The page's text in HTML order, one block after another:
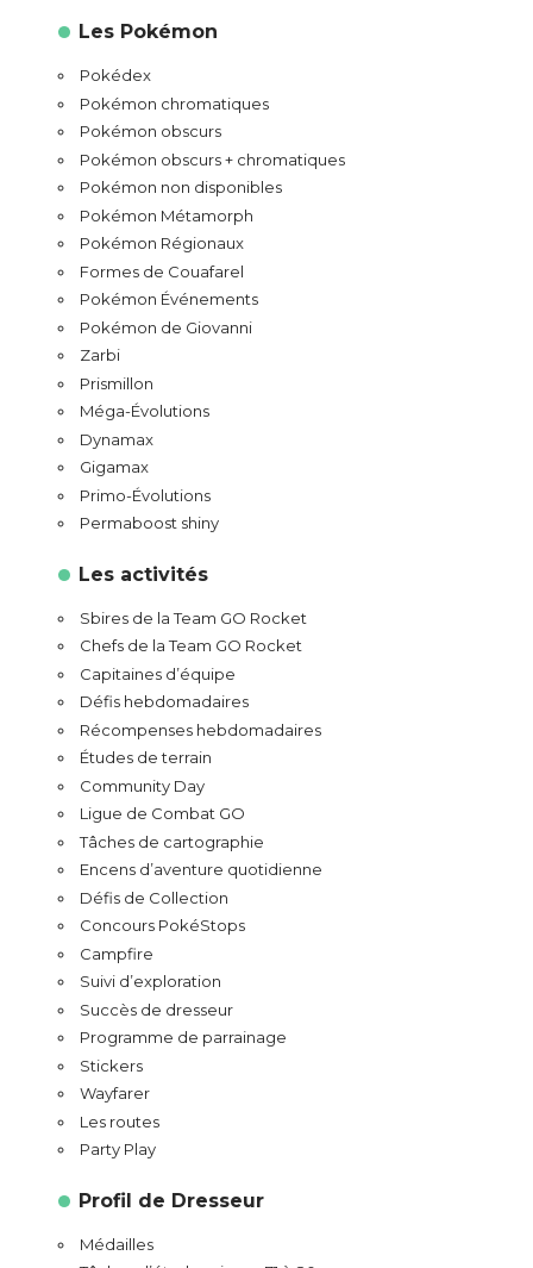
Les Pokémon
Pokédex
Pokémon chromatiques
Pokémon obscurs
Pokémon obscurs + chromatiques
Pokémon non disponibles
Pokémon Métamorph
Pokémon Régionaux
Formes de Couafarel
Pokémon Événements
Pokémon de Giovanni
Zarbi
Prismillon
Méga-Évolutions
Dynamax
Gigamax
Primo-Évolutions
Permaboost shiny
Les activités
Sbires de la Team GO Rocket
Chefs de la Team GO Rocket
Capitaines d’équipe
Défis hebdomadaires
Récompenses hebdomadaires
Études de terrain
Community Day
Ligue de Combat GO
Tâches de cartographie
Encens d’aventure quotidienne
Défis de Collection
Concours PokéStops
Campfire
Suivi d’exploration
Succès de dresseur
Programme de parrainage
Stickers
Wayfarer
Les routes
Party Play
Profil de Dresseur
Médailles